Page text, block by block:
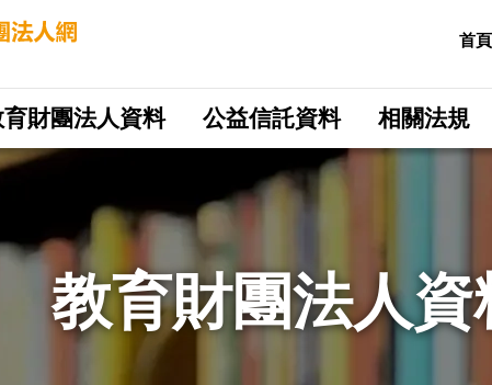
首頁
財團法人資料 公益信託資料 相關法規
教育財團法人資